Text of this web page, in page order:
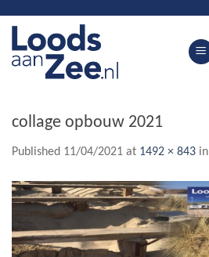
content
collage opbouw 2021
Published 11/04/2021 at 1492 × 843 in